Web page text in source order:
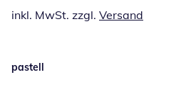
inkl. MwSt. zzgl. Versand
pastell